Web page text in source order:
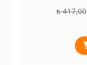
₺417,00